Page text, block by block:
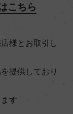
こちら
様とお取引し
提供しており
す